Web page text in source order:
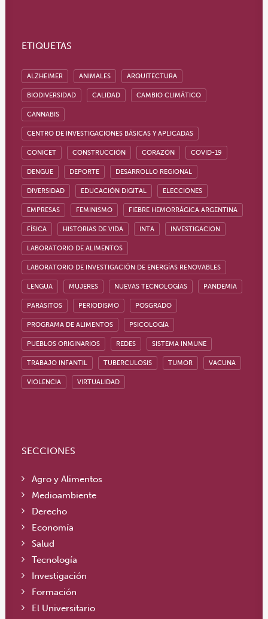
ETIQUETAS
ALZHEIMER ANIMALES ARQUITECTURA
BIODIVERSIDAD CALIDAD CAMBIO CLIMÁTICO
CANNABIS
CENTRO DE INVESTIGACIONES BÁSICAS Y APLICADAS
CONICET CONSTRUCCIÓN CORAZÓN COVID-19
DENGUE DEPORTE DESARROLLO REGIONAL
DIVERSIDAD EDUCACIÓN DIGITAL ELECCIONES
EMPRESAS FEMINISMO FIEBRE HEMORRÁGICA ARGENTINA
FÍSICA HISTORIAS DE VIDA INTA INVESTIGACION
LABORATORIO DE ALIMENTOS
LABORATORIO DE INVESTIGACIÓN DE ENERGÍAS RENOVABLES
LENGUA MUJERES NUEVAS TECNOLOGÍAS PANDEMIA
PARÁSITOS PERIODISMO POSGRADO
PROGRAMA DE ALIMENTOS PSICOLOGÍA
PUEBLOS ORIGINARIOS REDES SISTEMA INMUNE
TRABAJO INFANTIL TUBERCULOSIS TUMOR VACUNA
VIOLENCIA VIRTUALIDAD
SECCIONES
Agro y Alimentos
Medioambiente
Derecho
Economía
Salud
Tecnología
Investigación
Formación
El Universitario